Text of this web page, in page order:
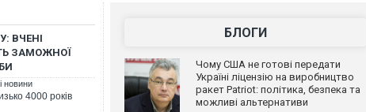
ВЧЕНІ
ЗАМОЖНОЇ
новини
4000 років
БЛОГИ
Чому США не готові передати
Україні ліцензію на виробництво
ракет Patriot: політика, безпека та
можливі альтернативи